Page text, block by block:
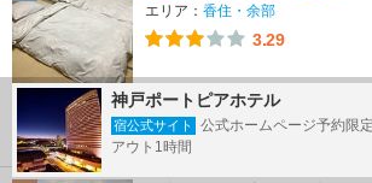
エリア： 香住・余部
3.29
最安 32,000 円～
神戸ポートピアホテル
宿公式サイト
公式ホームページ予約限
アウト1時間